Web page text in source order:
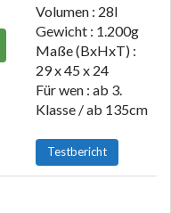
Volumen : 28l
Gewicht : 1.200g
Maße (BxHxT) :
29 x 45 x 24
Für wen : ab 3.
Klasse / ab 135cm
Testbericht